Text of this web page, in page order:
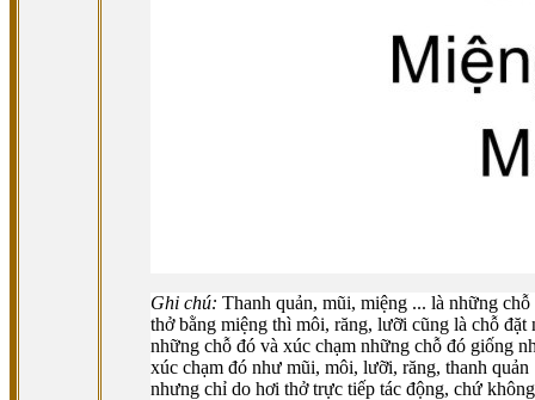
Ghi chú: Thanh quản, mũi, miệng ... là những
thở bằng miệng thì môi, răng, lưỡi cũng là chỗ
những chỗ đó và xúc chạm những chỗ đó giống
xúc chạm đó như mũi, môi, lưỡi, răng, thanh
nhưng chỉ do hơi thở trực tiếp tác động, chứ